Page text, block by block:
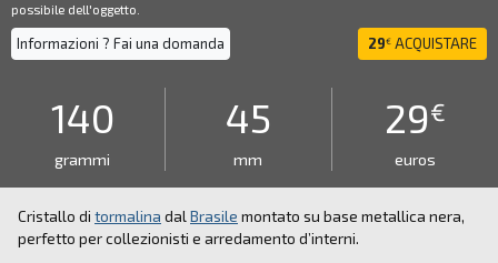
possibile dell'oggetto.
Informazioni ? Fai una domanda 29€ ACQUISTARE
140
grammi
45
mm
29€
euros
Cristallo di tormalina dal Brasile montato su base metallica nera,
perfetto per collezionisti e arredamento d’interni.